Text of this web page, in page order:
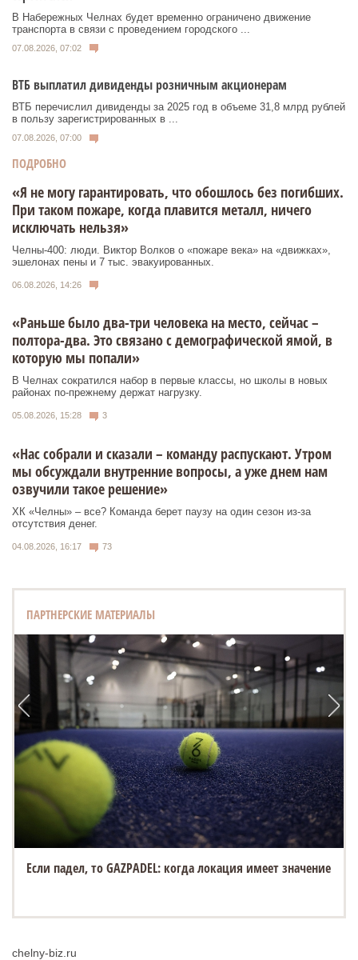
В Набережных Челнах будет временно ограничено движение
транспорта в связи с проведением городского ...
07.08.2026, 07:02
ВТБ выплатил дивиденды розничным акционерам
ВТБ перечислил дивиденды за 2025 год в объеме 31,8 млрд рублей
в пользу зарегистрированных в ...
07.08.2026, 07:00
ПОДРОБНО
«Я не могу гарантировать, что обошлось без погибших.
При таком пожаре, когда плавится металл, ничего
исключать нельзя»
Челны-400: люди. Виктор Волков о «пожаре века» на «движках»,
эшелонах пены и 7 тыс. эвакуированных.
06.08.2026, 14:26
«Раньше было два-три человека на место, сейчас –
полтора-два. Это связано с демографической ямой, в
которую мы попали»
В Челнах сократился набор в первые классы, но школы в новых
районах по-прежнему держат нагрузку.
05.08.2026, 15:28 3
«Нас собрали и сказали – команду распускают. Утром
мы обсуждали внутренние вопросы, а уже днем нам
озвучили такое решение»
ХК «Челны» – все? Команда берет паузу на один сезон из-за
отсутствия денег.
04.08.2026, 16:17 73
ПАРТНЕРСКИЕ МАТЕРИАЛЫ
Если падел, то GAZPADEL: когда локация имеет значение
chelny-biz.ru